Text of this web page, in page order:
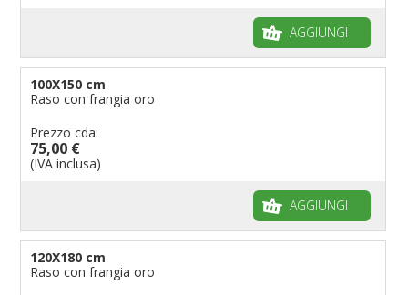
AGGIUNGI
100X150 cm
Raso con frangia oro
Prezzo cda:
75,00 €
(IVA inclusa)
AGGIUNGI
120X180 cm
Raso con frangia oro